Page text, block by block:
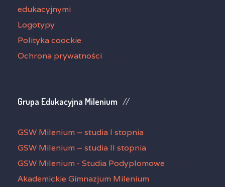
edukacyjnymi
Logotypy
Polityka coockie
Ochrona prywatności
Grupa Edukacyjna Milenium
GSW Milenium – studia I stopnia
GSW Milenium – studia II stopnia
GSW Milenium - Studia Podyplomowe
Akademickie Gimnazjum Milenium